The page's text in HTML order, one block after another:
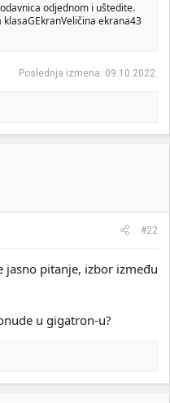
odjednom i uštedite.
ekrana43
Poslednja izmena: 09.10.2022.
#22
jasno pitanje, izbor između
u gigatron-u?